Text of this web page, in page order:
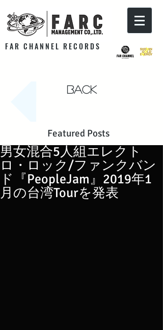
F A R C H A N N E L R E C O R D S
Back
Featured Posts
男女混合5人組エレクト
ロ・ロック/ファンクバン
ド『PeopleJam』2019年1
月の台湾Tourを発表